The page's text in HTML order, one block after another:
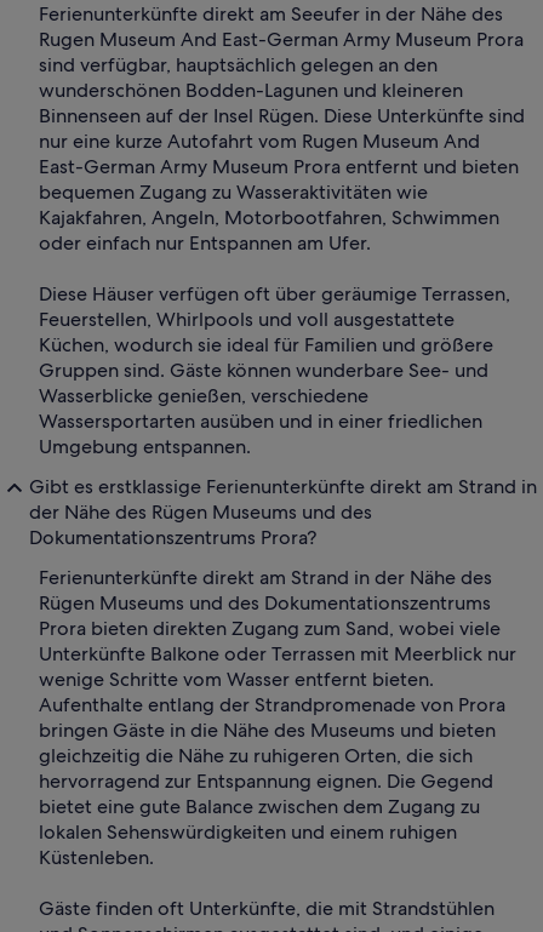
Ferienunterkünfte direkt am Seeufer in der Nähe des
Rugen Museum And East-German Army Museum Prora
sind verfügbar, hauptsächlich gelegen an den
wunderschönen Bodden-Lagunen und kleineren
Binnenseen auf der Insel Rügen. Diese Unterkünfte sind
nur eine kurze Autofahrt vom Rugen Museum And
East-German Army Museum Prora entfernt und bieten
bequemen Zugang zu Wasseraktivitäten wie
Kajakfahren, Angeln, Motorbootfahren, Schwimmen
oder einfach nur Entspannen am Ufer.
Diese Häuser verfügen oft über geräumige Terrassen,
Feuerstellen, Whirlpools und voll ausgestattete
Küchen, wodurch sie ideal für Familien und größere
Gruppen sind. Gäste können wunderbare See- und
Wasserblicke genießen, verschiedene
Wassersportarten ausüben und in einer friedlichen
Umgebung entspannen.
Gibt es erstklassige Ferienunterkünfte direkt am Strand in
der Nähe des Rügen Museums und des
Dokumentationszentrums Prora?
Ferienunterkünfte direkt am Strand in der Nähe des
Rügen Museums und des Dokumentationszentrums
Prora bieten direkten Zugang zum Sand, wobei viele
Unterkünfte Balkone oder Terrassen mit Meerblick nur
wenige Schritte vom Wasser entfernt bieten.
Aufenthalte entlang der Strandpromenade von Prora
bringen Gäste in die Nähe des Museums und bieten
gleichzeitig die Nähe zu ruhigeren Orten, die sich
hervorragend zur Entspannung eignen. Die Gegend
bietet eine gute Balance zwischen dem Zugang zu
lokalen Sehenswürdigkeiten und einem ruhigen
Küstenleben.
Gäste finden oft Unterkünfte, die mit Strandstühlen